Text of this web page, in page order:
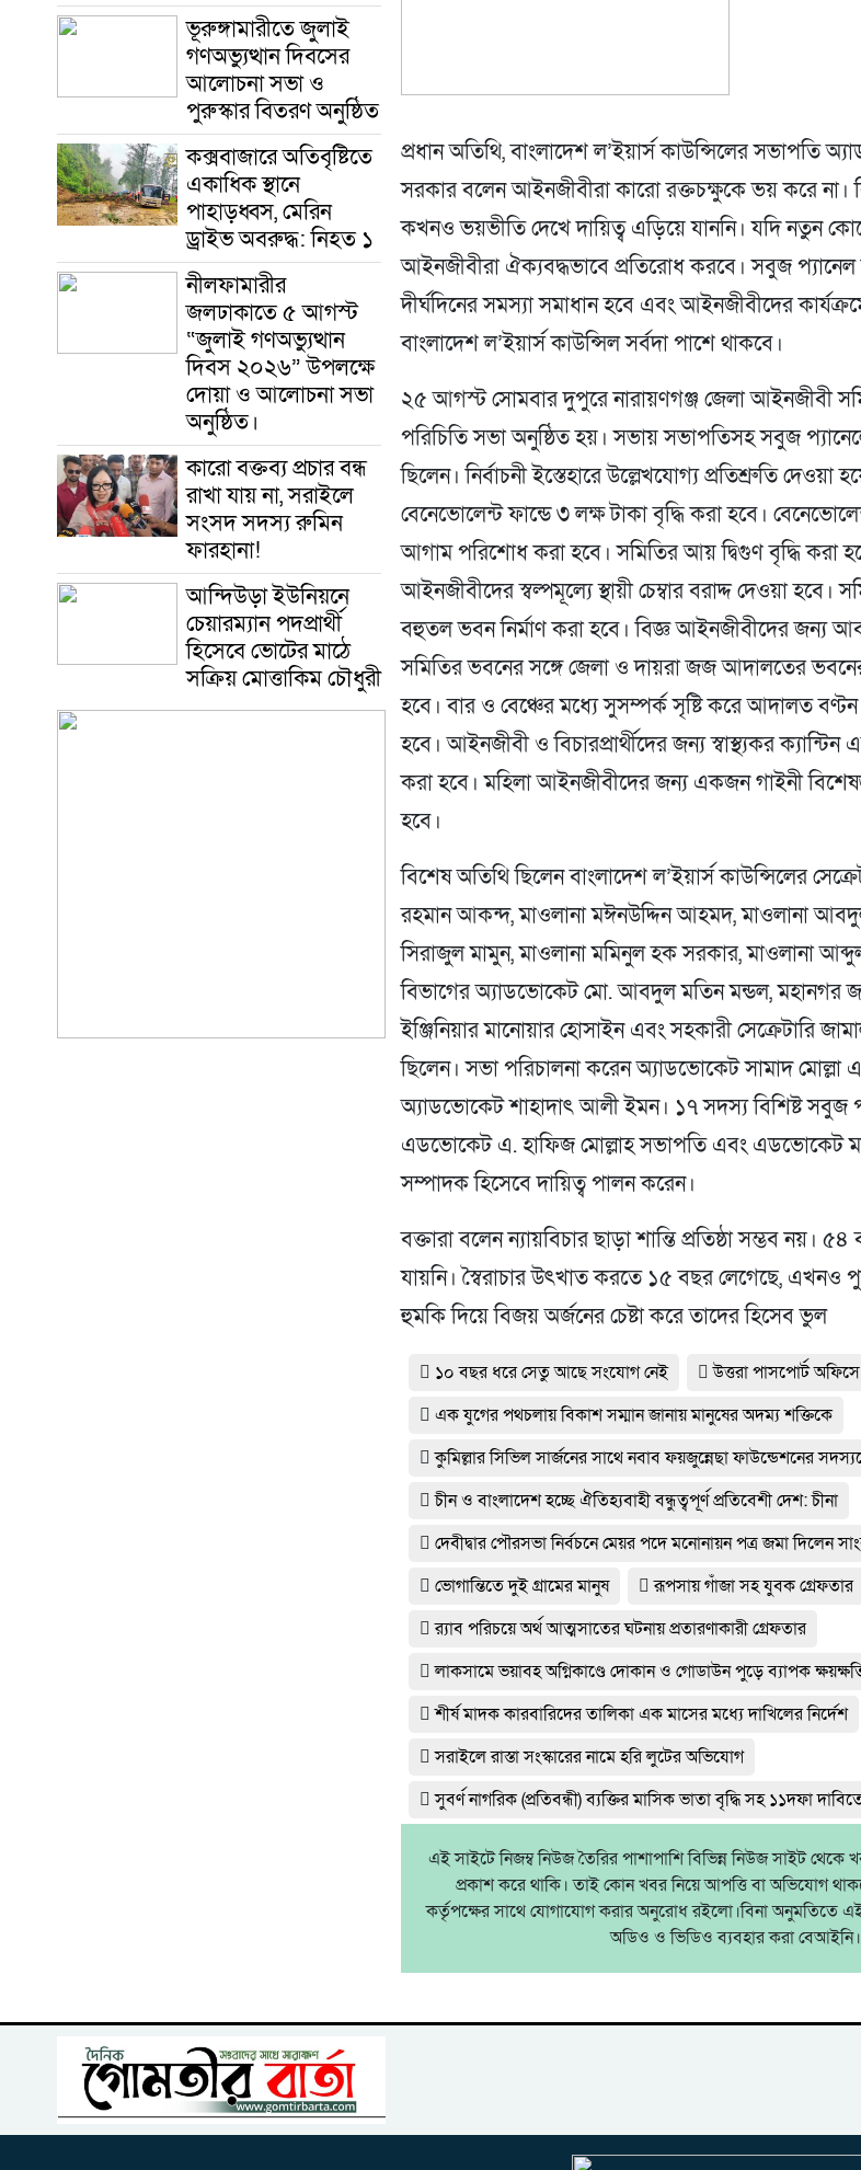
ভূরুঙ্গামারীতে জুলাই
গণঅভ্যুত্থান দিবসের
আলোচনা সভা ও
পুরুস্কার বিতরণ অনুষ্ঠিত
কক্সবাজারে অতিবৃষ্টিতে
একাধিক স্থানে
পাহাড়ধ্বস, মেরিন
ড্রাইভ অবরুদ্ধ: নিহত ১
নীলফামারীর
জলঢাকাতে ৫ আগস্ট
“জুলাই গণঅভ্যুত্থান
দিবস ২০২৬” উপলক্ষে
দোয়া ও আলোচনা সভা
অনুষ্ঠিত।
‎কারো বক্তব্য প্রচার বন্ধ
রাখা যায় না, সরাইলে
সংসদ সদস্য রুমিন
ফারহানা!
আন্দিউড়া ইউনিয়নে
চেয়ারম্যান পদপ্রার্থী
হিসেবে ভোটের মাঠে
সক্রিয় মোত্তাকিম চৌধুরী
প্রধান অতিথি, বাংলাদেশ ল’ইয়ার্স কাউন্সিলের সভাপতি
সরকার বলেন আইনজীবীরা কারো রক্তচক্ষুকে ভয় করে
কখনও ভয়ভীতি দেখে দায়িত্ব এড়িয়ে যাননি। যদি নতুন
আইনজীবীরা ঐক্যবদ্ধভাবে প্রতিরোধ করবে। সবুজ প্যানেল
দীর্ঘদিনের সমস্যা সমাধান হবে এবং আইনজীবীদের
বাংলাদেশ ল’ইয়ার্স কাউন্সিল সর্বদা পাশে থাকবে।
২৫ আগস্ট সোমবার দুপুরে নারায়ণগঞ্জ জেলা আইনজীবী
পরিচিতি সভা অনুষ্ঠিত হয়। সভায় সভাপতিসহ সবুজ
ছিলেন। নির্বাচনী ইস্তেহারে উল্লেখযোগ্য প্রতিশ্রুতি দেওয়া
বেনেভোলেন্ট ফান্ডে ৩ লক্ষ টাকা বৃদ্ধি করা হবে।
আগাম পরিশোধ করা হবে। সমিতির আয় দ্বিগুণ বৃদ্ধি করা
আইনজীবীদের স্বল্পমূল্যে স্থায়ী চেম্বার বরাদ্দ দেওয়া হবে।
বহুতল ভবন নির্মাণ করা হবে। বিজ্ঞ আইনজীবীদের জন্য
সমিতির ভবনের সঙ্গে জেলা ও দায়রা জজ আদালতের
হবে। বার ও বেঞ্চের মধ্যে সুসম্পর্ক সৃষ্টি করে আদালত বণ্টন
হবে। আইনজীবী ও বিচারপ্রার্থীদের জন্য স্বাস্থ্যকর ক্যান্টিন
করা হবে। মহিলা আইনজীবীদের জন্য একজন গাইনী
হবে।
বিশেষ অতিথি ছিলেন বাংলাদেশ ল’ইয়ার্স কাউন্সিলের
রহমান আকন্দ, মাওলানা মঈনউদ্দিন আহমদ, মাওলানা
সিরাজুল মামুন, মাওলানা মমিনুল হক সরকার, মাওলানা
বিভাগের অ্যাডভোকেট মো. আবদুল মতিন মন্ডল, মহানগর
ইঞ্জিনিয়ার মানোয়ার হোসাইন এবং সহকারী সেক্রেটারি
ছিলেন। সভা পরিচালনা করেন অ্যাডভোকেট সামাদ মোল্লা
অ্যাডভোকেট শাহাদাৎ আলী ইমন। ১৭ সদস্য বিশিষ্ট সবুজ
এডভোকেট এ. হাফিজ মোল্লাহ সভাপতি এবং এডভোকেট
সম্পাদক হিসেবে দায়িত্ব পালন করেন।
বক্তারা বলেন ন্যায়বিচার ছাড়া শান্তি প্রতিষ্ঠা সম্ভব নয়। ৫৪
যায়নি। স্বৈরাচার উৎখাত করতে ১৫ বছর লেগেছে, এখনও
হুমকি দিয়ে বিজয় অর্জনের চেষ্টা করে তাদের হিসেব ভুল
১০ বছর ধরে সেতু আছে সংযোগ নেই
উত্তরা পাসপোর্ট
এক যুগের পথচলায় বিকাশ সম্মান জানায় মানুষের অদম্য শক্তিকে
কুমিল্লার সিভিল সার্জনের সাথে নবাব ফয়জুন্নেছা ফাউন্ডেশনের
চীন ও বাংলাদেশ হচ্ছে ঐতিহ্যবাহী বন্ধুত্বপূর্ণ প্রতিবেশী দেশ: চীনা
দেবীদ্বার পৌরসভা নির্বচনে মেয়র পদে মনোনায়ন পত্র জমা দিলেন
ভোগান্তিতে দুই গ্রামের মানুষ
রূপসায় গাঁজা সহ যুবক গ্রেফতার
র‌্যাব পরিচয়ে অর্থ আত্মসাতের ঘটনায় প্রতারণাকারী গ্রেফতার
লাকসামে ভয়াবহ অগ্নিকাণ্ডে দোকান ও গোডাউন পুড়ে ব‍্যাপক
শীর্ষ মাদক কারবারিদের তালিকা এক মাসের মধ্যে দাখিলের নির্দেশ
সরাইলে রাস্তা সংস্কারের নামে হরি লুটের অভিযোগ
সুবর্ণ নাগরিক (প্রতিবন্ধী) ব্যক্তির মাসিক ভাতা বৃদ্ধি সহ ১১দফা
এই সাইটে নিজম্ব নিউজ তৈরির পাশাপাশি বিভিন্ন নিউজ সাইট থেকে
প্রকাশ করে থাকি। তাই কোন খবর নিয়ে আপত্তি বা অভিযোগ
কর্তৃপক্ষের সাথে যোগাযোগ করার অনুরোধ রইলো।বিনা অনুমতিতে
অডিও ও ভিডিও ব্যবহার করা বেআইনি।